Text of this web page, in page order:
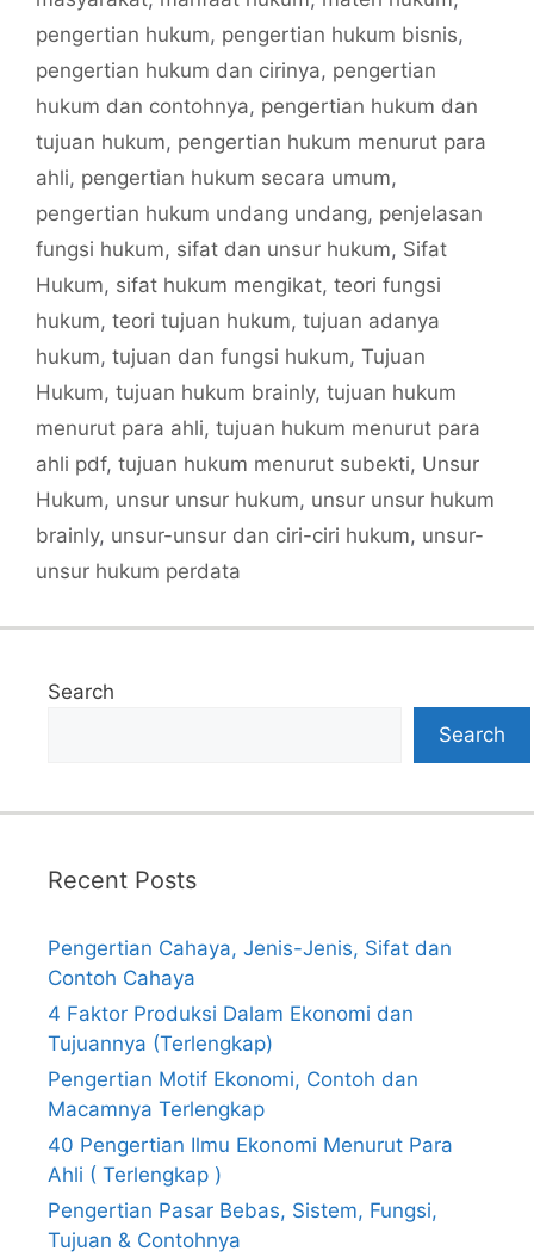
pengertian hukum, pengertian hukum bisnis,
pengertian hukum dan cirinya, pengertian
hukum dan contohnya, pengertian hukum dan
tujuan hukum, pengertian hukum menurut para
ahli, pengertian hukum secara umum,
pengertian hukum undang undang, penjelasan
fungsi hukum, sifat dan unsur hukum, Sifat
Hukum, sifat hukum mengikat, teori fungsi
hukum, teori tujuan hukum, tujuan adanya
hukum, tujuan dan fungsi hukum, Tujuan
Hukum, tujuan hukum brainly, tujuan hukum
menurut para ahli, tujuan hukum menurut para
ahli pdf, tujuan hukum menurut subekti, Unsur
Hukum, unsur unsur hukum, unsur unsur hukum
brainly, unsur-unsur dan ciri-ciri hukum, unsur-
unsur hukum perdata
Search
Search
Recent Posts
Pengertian Cahaya, Jenis-Jenis, Sifat dan
Contoh Cahaya
4 Faktor Produksi Dalam Ekonomi dan
Tujuannya (Terlengkap)
Pengertian Motif Ekonomi, Contoh dan
Macamnya Terlengkap
40 Pengertian Ilmu Ekonomi Menurut Para
Ahli ( Terlengkap )
Pengertian Pasar Bebas, Sistem, Fungsi,
Tujuan & Contohnya